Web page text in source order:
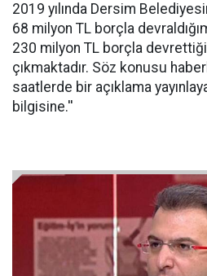
2019 yılında Dersim
68 milyon TL borçla
230 milyon TL borçla
çıkmaktadır. Söz konusu
saatlerde bir açıklama
bilgisine.''